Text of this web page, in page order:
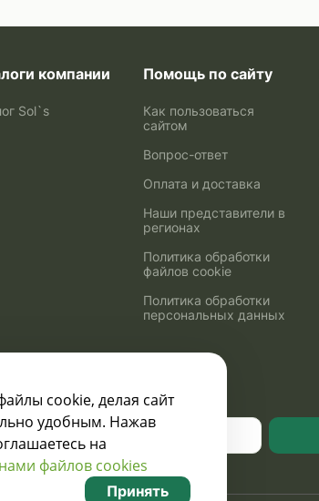
компании
Sol`s
Помощь по сайту
Как пользоваться
сайтом
Вопрос-ответ
Оплата и доставка
Наши представители в
регионах
Политика обработки
файлов cookie
Политика обработки
персональных данных
скидках
cookie, делая сайт
удобным. Нажав
на
файлов cookies
Принять